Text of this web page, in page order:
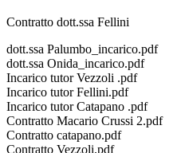
Contratto dott.ssa Fellini
dott.ssa Palumbo_incarico.pdf
dott.ssa Onida_incarico.pdf
Incarico tutor Vezzoli .pdf
Incarico tutor Fellini.pdf
Incarico tutor Catapano .pdf
Contratto Macario Crussi 2.pdf
Contratto catapano.pdf
Contratto Vezzoli.pdf